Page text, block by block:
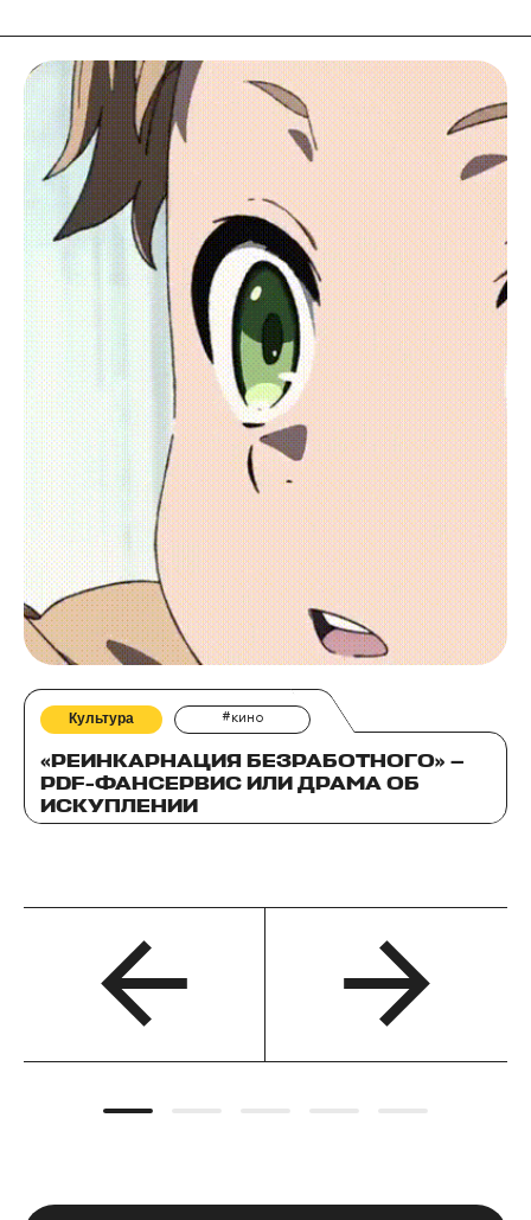
Культура #кино
«РЕИНКАРНАЦИЯ БЕЗРАБОТНОГО» —
PDF-ФАНСЕРВИС ИЛИ ДРАМА ОБ
ИСКУПЛЕНИИ